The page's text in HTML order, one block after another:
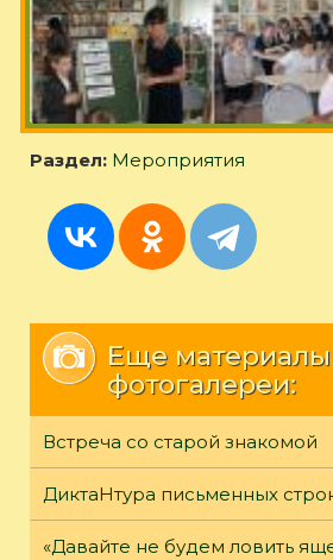
Раздел: Мероприятия
Еще материалы
фотогалереи:
Встреча со старой знакомой
ДиктаНтура письменных
«Давайте не будем ловить